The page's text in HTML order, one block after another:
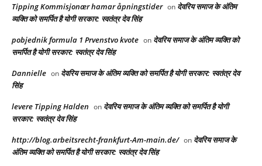
Tipping Kommisjonær hamar åpningstider on देवरिय समाज के अंतिम
व्यक्ति को समर्पित है योगी सरकार: स्वतंत्र देव सिंह
pobjednik formula 1 Prvenstvo kvote on देवरिय समाज के अंतिम व्यक्ति को
समर्पित है योगी सरकार: स्वतंत्र देव सिंह
Dannielle on देवरिय समाज के अंतिम व्यक्ति को समर्पित है योगी सरकार: स्वतंत्र देव
सिंह
levere Tipping Halden on देवरिय समाज के अंतिम व्यक्ति को समर्पित है योगी
सरकार: स्वतंत्र देव सिंह
http://blog.arbeitsrecht-frankfurt-Am-main.de/ on देवरिय समाज के
अंतिम व्यक्ति को समर्पित है योगी सरकार: स्वतंत्र देव सिंह